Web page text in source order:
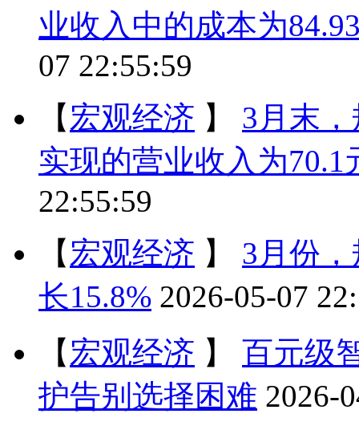
业收入中的成本为
07 22:55:59
【 宏观经济 】 3月末
实现的营业收入为70.1
22:55:59
【 宏观经济 】 3月份
长15.8% 2026-05-07
【 宏观经济 】 百元级
护告别选择困难 2026-